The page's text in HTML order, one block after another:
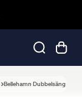
Bellehamn Dubbelsäng